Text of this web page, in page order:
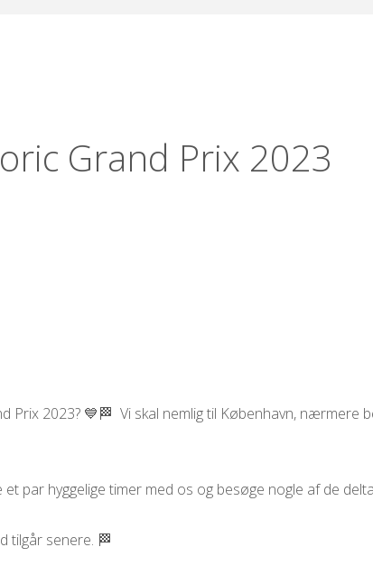
Grand Prix 2023
Prix 2023? 💙🏁 Vi skal nemlig til København, nærmere
par hyggelige timer med os og besøge nogle af de
tilgår senere. 🏁